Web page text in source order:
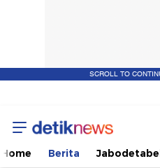
SCROLL TO
Home Berita